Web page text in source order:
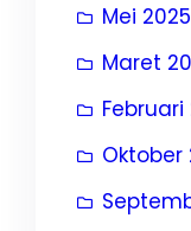
Mei 2025
Maret
Februari
Oktober